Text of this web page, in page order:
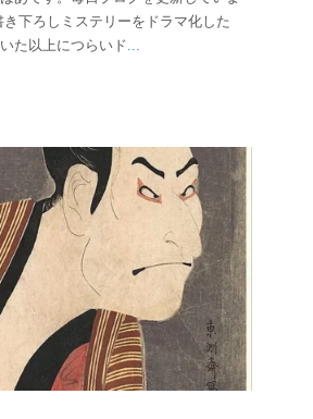
下ろしミステリーをドラマ化した
た以上につらいド...